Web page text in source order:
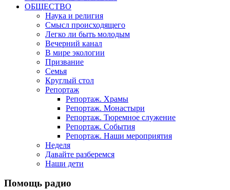
ОБЩЕСТВО
Наука и религия
Смысл происходящего
Легко ли быть молодым
Вечерний канал
В мире экологии
Призвание
Семья
Круглый стол
Репортаж
Репортаж. Храмы
Репортаж. Монастыри
Репортаж. Тюремное служение
Репортаж. События
Репортаж. Наши мероприятия
Неделя
Давайте разберемся
Наши дети
Помощь радио